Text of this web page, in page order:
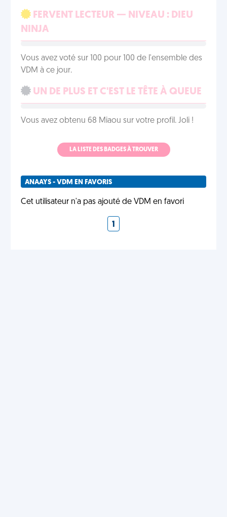
FERVENT LECTEUR — NIVEAU : DIEU
NINJA
Vous avez voté sur 100 pour 100 de l'ensemble des
VDM à ce jour.
UN DE PLUS ET C'EST LE TÊTE À QUEUE
Vous avez obtenu 68 Miaou sur votre profil. Joli !
LA LISTE DES BADGES À TROUVER
ANAAYS - VDM EN FAVORIS
Cet utilisateur n'a pas ajouté de VDM en favori
1